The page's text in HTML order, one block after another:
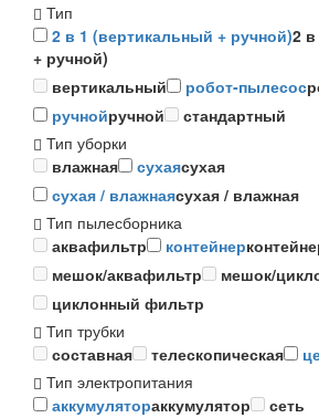
Тип
2 в 1 (вертикальный + ручной)2
+ ручной)
вертикальный
робот-пылесос
ручнойручной
стандартный
Тип уборки
влажная
сухаясухая
сухая / влажнаясухая / влажная
Тип пылесборника
аквафильтр
контейнер
мешок/аквафильтр
мешок/
циклонный фильтр
Тип трубки
составная
телескопическая
Тип электропитания
аккумулятораккумулятор
сеть